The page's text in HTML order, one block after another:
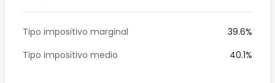
Tipo impositivo marginal
39.6%
Tipo impositivo medio
40.1%